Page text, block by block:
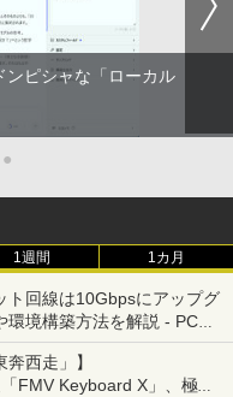
ver.)
定】 伊藤園 磨かれて、澄
2L 8本 ラベルレス [ ケース
ル ] [ 箱買い ] [ ストック
ニ吸うふたり 9巻 (デジタル
ミックス)
ンピシャな「ローカル
●
1週間 1カ月
ト回線は10Gbpsにアップグ
環境構築方法を解説 - PC
西走」】
FMV Keyboard X」、極限